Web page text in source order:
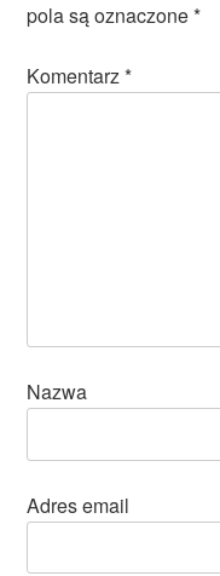
pola są oznaczone*
Komentarz*
Nazwa
Adres email